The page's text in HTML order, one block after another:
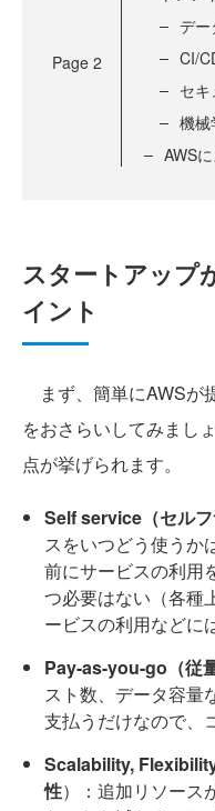
Page 2
デー
CI/
セキ
機械
AWS
スタートアップ
イント
まず、簡単にAWSが
をおさらいしてみまし
点が挙げられます。
Self service（セルフ
スをいつどう使うか
前にサービスの利用
つ必要はない（各種
ービスの利用などに
Pay-as-you-go（従
スト数、データ容量
支払うだけなので、
Scalability,
性）：追加リソース